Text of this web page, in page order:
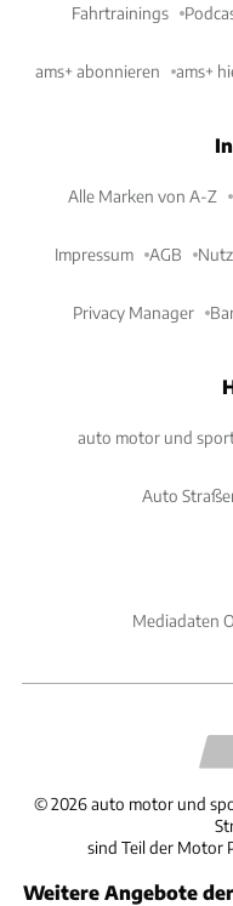
Fahrtrainings
ams+ abonnieren ams+
Alle Marken von A-Z
Impressum AGB
Privacy Manager
auto motor und
Auto
Mediadaten
©2026 auto motor und
sind Teil der Motor
Weitere Angebote